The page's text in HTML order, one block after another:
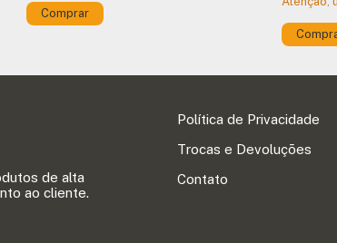
de alta
ao cliente.
Política de Privacidade
Trocas e Devoluções
Contato